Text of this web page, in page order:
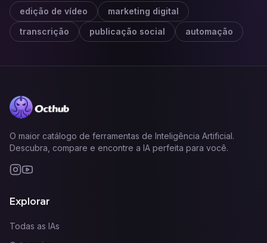
edição de vídeo
marketing digital
transcrição
publicação social automação
O maior catálogo de ferramentas de Inteligência Artificial.
Descubra, compare e encontre a IA perfeita para você.
Explorar
Todas as IAs